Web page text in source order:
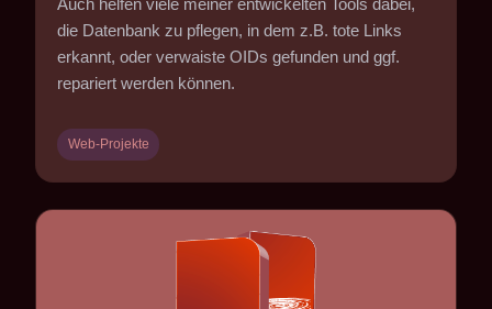
Auch helfen viele meiner entwickelten Tools dabei,
die Datenbank zu pflegen, in dem z.B. tote Links
erkannt, oder verwaiste OIDs gefunden und ggf.
repariert werden können.
Web-Projekte